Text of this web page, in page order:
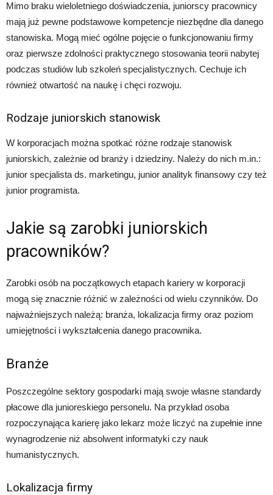
Mimo braku wieloletniego doświadczenia, juniorscy pracownicy
mają już pewne podstawowe kompetencje niezbędne dla danego
stanowiska. Mogą mieć ogólne pojęcie o funkcjonowaniu firmy
oraz pierwsze zdolności praktycznego stosowania teorii nabytej
podczas studiów lub szkoleń specjalistycznych. Cechuje ich
również otwartość na naukę i chęci rozwoju.
Rodzaje juniorskich stanowisk
W korporacjach można spotkać różne rodzaje stanowisk
juniorskich, zależnie od branży i dziedziny. Należy do nich m.in.:
junior specjalista ds. marketingu, junior analityk finansowy czy też
junior programista.
Jakie są zarobki juniorskich
pracowników?
Zarobki osób na początkowych etapach kariery w korporacji
mogą się znacznie różnić w zależności od wielu czynników. Do
najważniejszych należą: branża, lokalizacja firmy oraz poziom
umiejętności i wykształcenia danego pracownika.
Branże
Poszczególne sektory gospodarki mają swoje własne standardy
płacowe dla junioreskiego personelu. Na przykład osoba
rozpoczynająca karierę jako lekarz może liczyć na zupełnie inne
wynagrodzenie niż absolwent informatyki czy nauk
humanistycznych.
Lokalizacja firmy